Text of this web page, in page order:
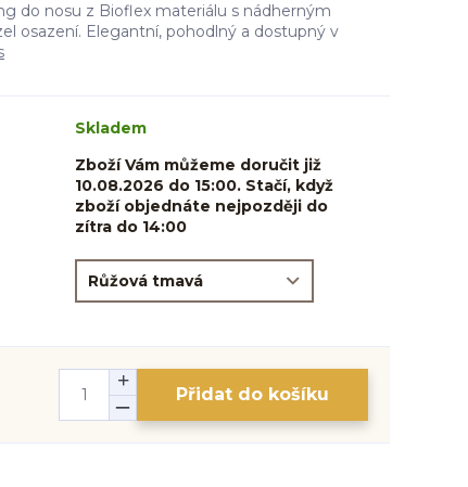
do nosu z Bioflex materiálu s nádherným
osazení. Elegantní, pohodlný a dostupný v
Skladem
Zboží Vám můžeme doručit již
10.08.2026 do 15:00. Stačí, když
zboží objednáte nejpozději do
zítra do 14:00
Přidat do košíku